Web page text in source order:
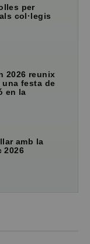
per
col·legis
2026 reunix
festa de
en la
amb la
2026